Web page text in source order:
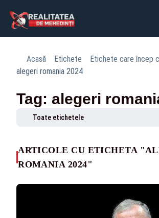
Acasă Etichete
Etichete care încep
alegeri romania 2024
Tag: alegeri
Toate etichetele
ARTICOLE CU ETICHETA
ROMANIA 2024"